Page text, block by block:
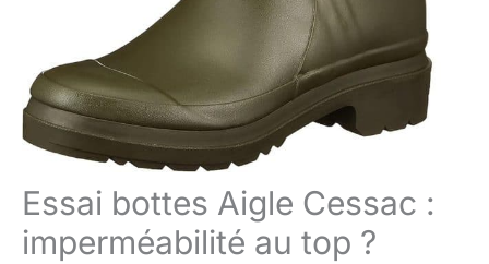
Essai bottes Aigle Cessac :
imperméabilité au top ?